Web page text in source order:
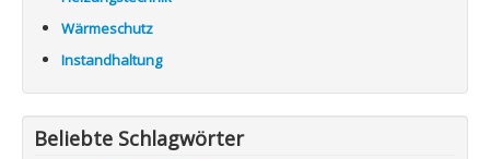
Wärmeschutz
Instandhaltung
Beliebte Schlagwörter